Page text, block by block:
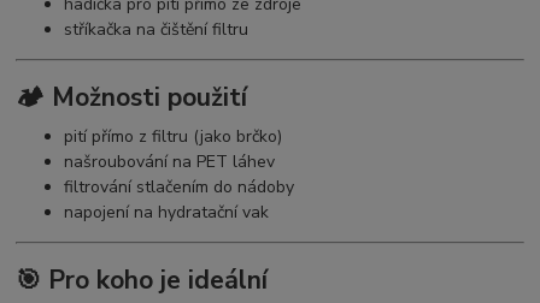
stříkačka na čištění filtru
🏕️ Možnosti použití
pití přímo z filtru (jako brčko)
našroubování na PET láhev
filtrování stlačením do nádoby
napojení na hydratační vak
🎯 Pro koho je ideální